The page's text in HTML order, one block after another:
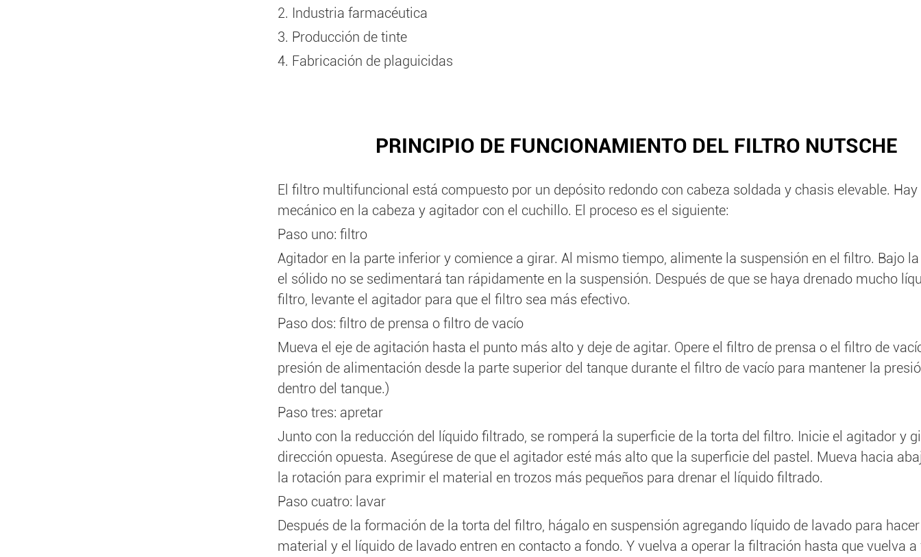
2. Industria farmacéutica
3. Producción de tinte
4. Fabricación de plaguicidas
PRINCIPIO DE FUNCIONAMIENTO DEL FILTRO NUTSCHE
El filtro multifuncional está compuesto por un depósito redondo con cabeza soldada y chasis elevable.
mecánico en la cabeza y agitador con el cuchillo. El proceso es el siguiente:
Paso uno: filtro
Agitador en la parte inferior y comience a girar. Al mismo tiempo, alimente la suspensión en el filtro. Bajo
el sólido no se sedimentará tan rápidamente en la suspensión. Después de que se haya drenado mucho
filtro, levante el agitador para que el filtro sea más efectivo.
Paso dos: filtro de prensa o filtro de vacío
Mueva el eje de agitación hasta el punto más alto y deje de agitar. Opere el filtro de prensa o el filtro de
presión de alimentación desde la parte superior del tanque durante el filtro de vacío para mantener la
dentro del tanque.)
Paso tres: apretar
Junto con la reducción del líquido filtrado, se romperá la superficie de la torta del filtro. Inicie el agitador y
dirección opuesta. Asegúrese de que el agitador esté más alto que la superficie del pastel. Mueva hacia
la rotación para exprimir el material en trozos más pequeños para drenar el líquido filtrado.
Paso cuatro: lavar
Después de la formación de la torta del filtro, hágalo en suspensión agregando líquido de lavado para
material y el líquido de lavado entren en contacto a fondo. Y vuelva a operar la filtración hasta que vuelva